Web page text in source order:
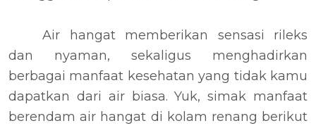
Air hangat memberikan sensasi rileks
dan nyaman, sekaligus menghadirkan
berbagai manfaat kesehatan yang tidak kamu
dapatkan dari air biasa. Yuk, simak manfaat
berendam air hangat di kolam renang berikut